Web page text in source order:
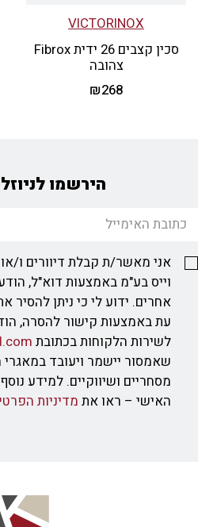
VICTORINOX
סכין קצבים 26 ידית Fibrox
צהובה
₪268
הירשמו
אני מאשר/ת קבלת דיוורים ו/
אחרים. ידוע לי כי ניתן
לשירות הלקוחות בכתובת
שאמסור יישמר ויעובד
מסחריים ושיווקיים. למידע
האישי – ראו את מדיניות